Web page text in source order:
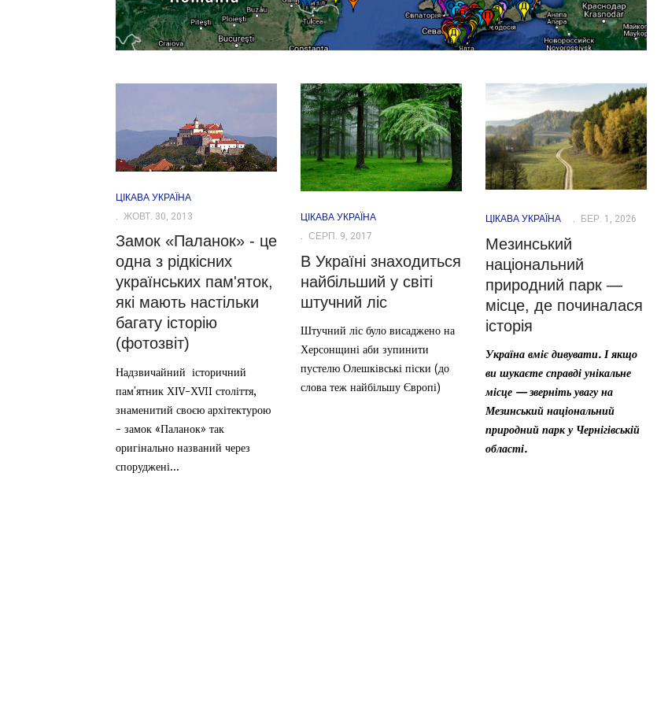
ЦІКАВА УКРАЇНА
ЖОВТ. 30, 2013
Замок «Паланок» - це
одна з рідкісних
українських пам'яток,
які мають настільки
багату історію
(фотозвіт)
Надзвичайний історичний
пам'ятник ХІV-ХVII століття,
знаменитий своєю архітектурою
- замок «Паланок» так
оригінально названий через
споруджені...
ЦІКАВА УКРАЇНА
СЕРП. 9, 2017
В Україні знаходиться
найбільший у світі
штучний ліс
Штучний ліс було висаджено на
Херсонщині аби зупинити
пустелю Олешківські піски (до
слова теж найбільшу Європі)
ЦІКАВА УКРАЇНА БЕР. 1, 2026
Мезинський
національний
природний парк —
місце, де починалася
історія
Україна вміє дивувати. І якщо
ви шукаєте справді унікальне
місце — зверніть увагу на
Мезинський національний
природний парк у Чернігівській
області.